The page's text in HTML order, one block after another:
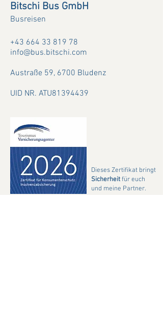
Bitschi Bus GmbH
Busreisen
+43 664 33 819 78
info@bus.bitschi.com
Austraße 59, 6700 Bludenz
UID NR. ATU81394439
Dieses Zertifikat bringt
Sicherheitfür euch
und meine Partner.